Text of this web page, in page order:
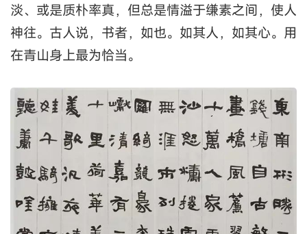
淡、或是质朴率真，但总是情溢于缣素之间，使人
神往。古人说，书者，如也。如其人，如其心。用
在青山身上最为恰当。